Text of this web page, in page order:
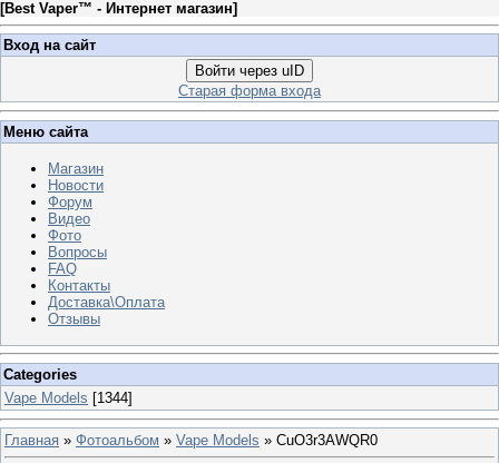
[Best Vaper™ - Интернет магазин]
Вход на сайт
Войти через uID
Старая форма входа
Меню сайта
Магазин
Новости
Форум
Видео
Фото
Вопросы
FAQ
Контакты
Доставка\Оплата
Отзывы
Categories
Vape Models [1344]
Главная » Фотоальбом » Vape Models » CuO3r3AWQR0